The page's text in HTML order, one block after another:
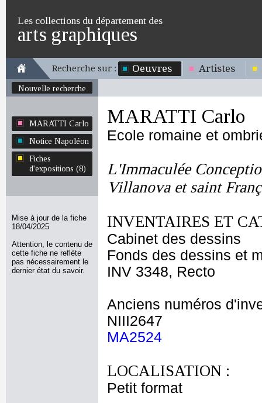
Les collections du département des
arts graphiques
Recherche sur : Oeuvres Artistes
Nouvelle recherche
MARATTI Carlo
Notice Napoléon
Fiches
d'expositions (8)
Mise à jour de la fiche
18/04/2025
Attention, le contenu de
cette fiche ne reflète
pas nécessairement le
dernier état du savoir.
MARATTI Carlo
Ecole romaine et
L'Immaculée
Villanova et saint
INVENTAIRES ET
Cabinet des dessins
Fonds des dessins et
INV 3348, Recto
Anciens numéros
NIII2647
MA2524
LOCALISATION :
Petit format